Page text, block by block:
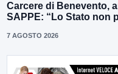
Carcere di Benevento,
SAPPE: “Lo Stato non
7 AGOSTO 2026